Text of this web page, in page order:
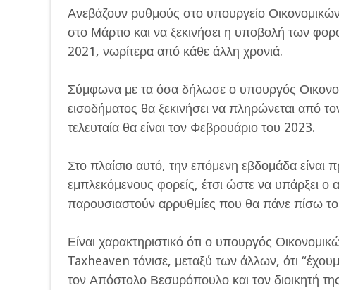
Ανεβάζουν ρυθμούς στο υπουργείο
στο Μάρτιο και να ξεκινήσει η υποβολή των
2021, νωρίτερα από κάθε άλλη χρονιά.
Σύμφωνα με τα όσα δήλωσε ο υπουργός
εισοδήματος θα ξεκινήσει να πληρώνεται από
τελευταία θα είναι τον Φεβρουάριο του 2023.
Στο πλαίσιο αυτό, την επόμενη εβδομάδα
εμπλεκόμενους φορείς, έτσι ώστε να υπάρξει ο
παρουσιαστούν αρρυθμίες που θα πάνε πίσω το
Είναι χαρακτηριστικό ότι ο υπουργός
Taxheaven τόνισε, μεταξύ των άλλων, ότι
τον Απόστολο Βεσυρόπουλο και τον διοικητή